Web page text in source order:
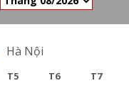
Hà Nội
T5 T6 T7